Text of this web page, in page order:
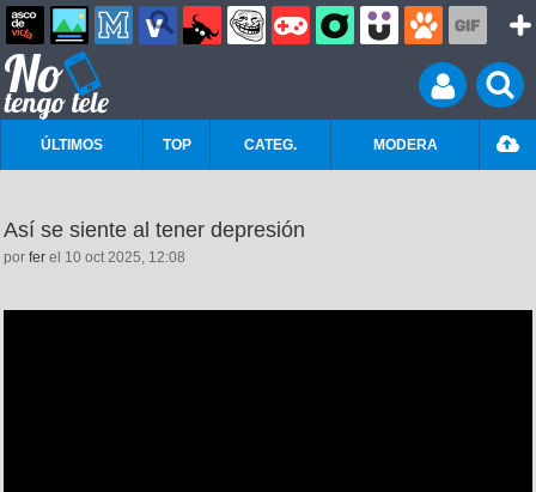
ÚLTIMOS TOP CATEG. MODERA
Así se siente al tener depresión
por fer el 10 oct 2025, 12:08